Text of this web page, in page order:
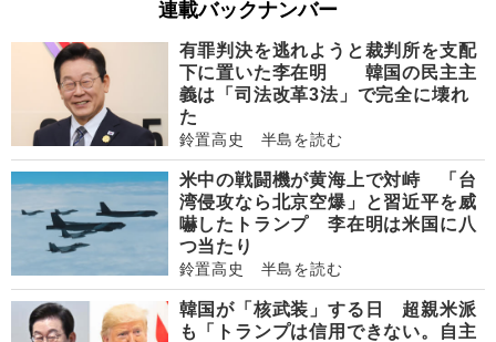
連載バックナンバー
有罪判決を逃れようと裁判所を支配
下に置いた李在明 韓国の民主主
義は「司法改革3法」で完全に壊れ
た
鈴置高史 半島を読む
米中の戦闘機が黄海上で対峙 「台
湾侵攻なら北京空爆」と習近平を威
嚇したトランプ 李在明は米国に八
つ当たり
鈴置高史 半島を読む
韓国が「核武装」する日 超親米派
も「トランプは信用できない。自主